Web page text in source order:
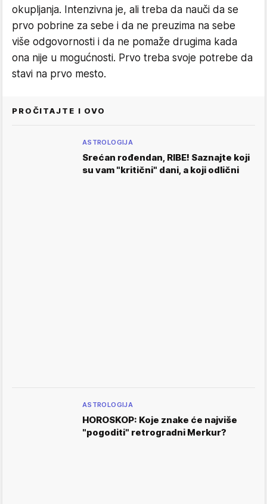
okupljanja. Intenzivna je, ali treba da nauči da se
prvo pobrine za sebe i da ne preuzima na sebe
više odgovornosti i da ne pomaže drugima kada
ona nije u mogućnosti. Prvo treba svoje potrebe da
stavi na prvo mesto.
PROČITAJTE I OVO
ASTROLOGIJA
Srećan rođendan, RIBE! Saznajte koji
su vam "kritični" dani, a koji odlični
ASTROLOGIJA
HOROSKOP: Koje znake će najviše
"pogoditi" retrogradni Merkur?